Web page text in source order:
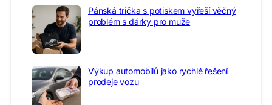
Pánská trička s potiskem vyřeší věčný
problém s dárky pro muže
Výkup automobilů jako rychlé řešení
prodeje vozu